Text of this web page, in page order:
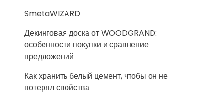
SmetaWIZARD
Декинговая доска от WOODGRAND:
особенности покупки и сравнение
предложений
Как хранить белый цемент, чтобы он не
потерял свойства